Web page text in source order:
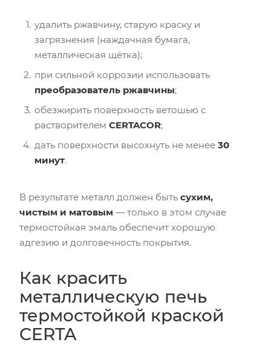
удалить ржавчину, старую краску и
загрязнения (наждачная бумага,
металлическая щётка);
при сильной коррозии использовать
преобразователь ржавчины;
обезжирить поверхность ветошью с
растворителем CERTACOR;
дать поверхности высохнуть не менее 30
минут.
В результате металл должен быть сухим,
чистым и матовым — только в этом случае
термостойкая эмаль обеспечит хорошую
адгезию и долговечность покрытия.
Как красить
металлическую печь
термостойкой краской
CERTA